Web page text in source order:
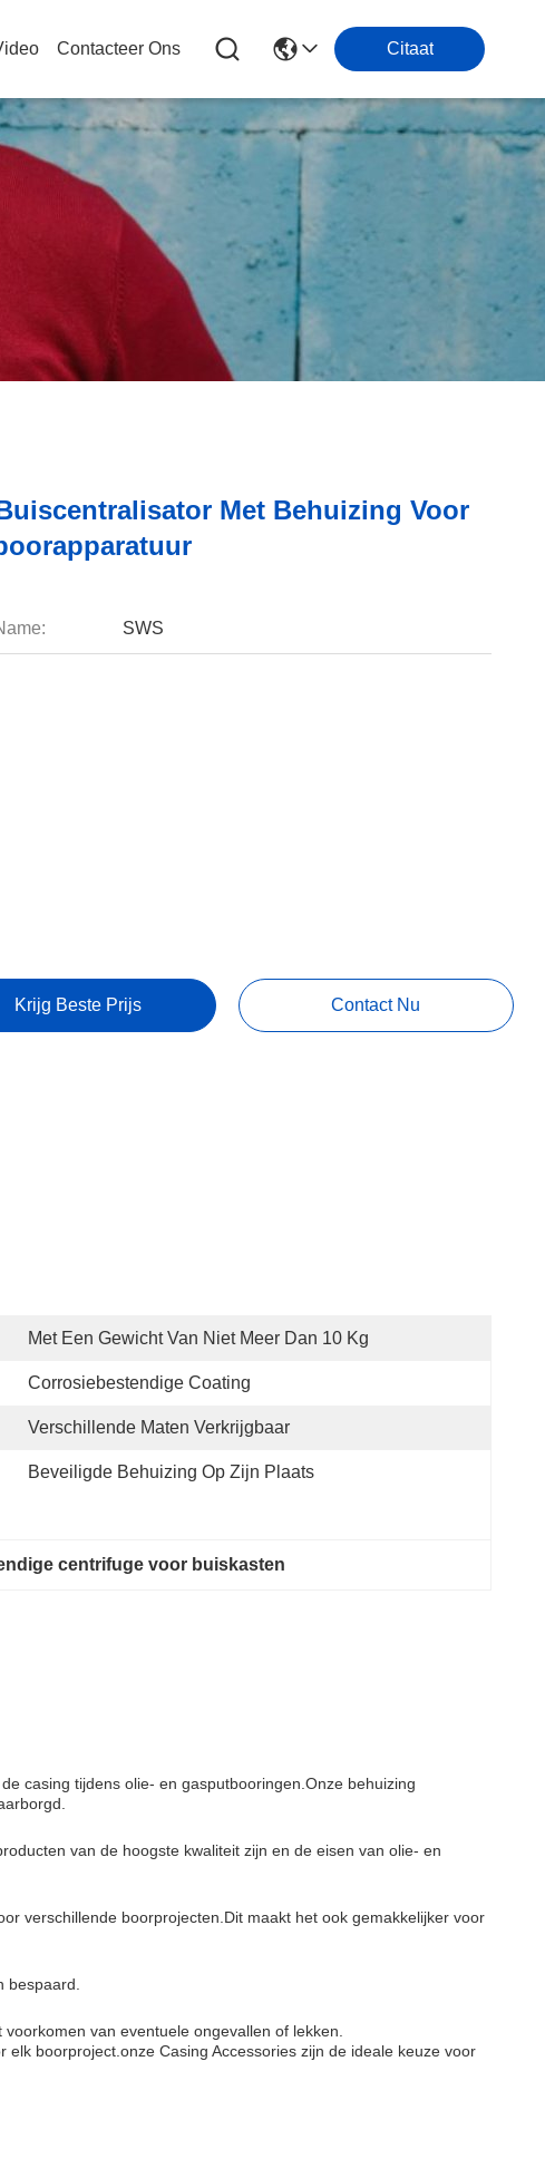
Contacteer Ons Citaat
Met Behuizing Voor
SWS
Krijg Beste Prijs Contact Nu
Met Een Gewicht Van Niet Meer Dan 10 Kg
Corrosiebestendige Coating
Verschillende Maten Verkrijgbaar
Beveiligde Behuizing Op Zijn Plaats
centrifuge voor buiskasten
casing tijdens olie- en gasputbooringen.Onze behuizing
van de hoogste kwaliteit zijn en de eisen van olie- en
verschillende boorprojecten.Dit maakt het ook gemakkelijker voor
bespaard.
van eventuele ongevallen of lekken.
boorproject.onze Casing Accessories zijn de ideale keuze voor